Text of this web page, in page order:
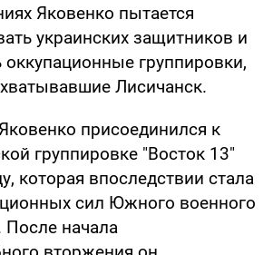
Яковенко пытается
украинских защитников и
оккупационные группировки,
Лисичанск.
присоединился к
группировке "Восток 13"
которая впоследствии стала
сил Южного военного
После начала